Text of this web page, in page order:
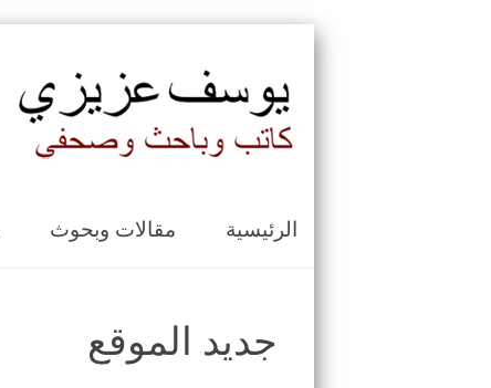
مقالات وبحوث الرئيسية
جديد الموقع